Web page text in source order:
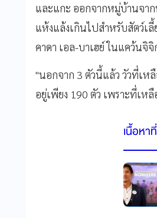
และแกะ ออกจากหมู่บ้านจา
แห้งแล้งเกินไปสำหรับสัตว์เ
คาดา เอล-บาเฮย์ ในแคว้นจิ
"นอกจาก 3 ตัวนี้แล้ว วัวที่เห
อยู่เพียง 190 ตัว เพราะที่เห
เนื้อหา